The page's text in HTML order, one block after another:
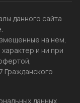
данного сайта
на нем,
и ни при
Гражданского
данных